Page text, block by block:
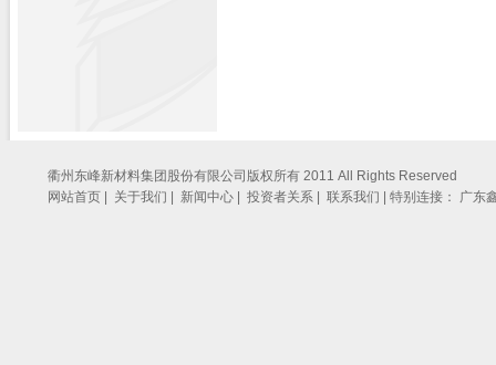
衢州东峰新材料集团股份有限公司版权所有 2011 All Rights Reserved
网站首页 |
关于我们 | 新闻中心 | 投资者关系 | 联系我们 | 特别连接： 广东